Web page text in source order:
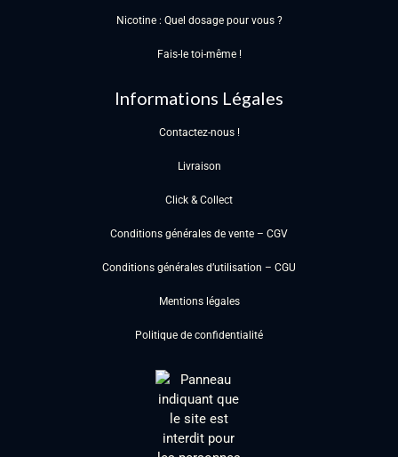
Nicotine : Quel dosage pour vous ?
Fais-le toi-même !
Informations Légales
Contactez-nous !
Livraison
Click & Collect
Conditions générales de vente – CGV
Conditions générales d’utilisation – CGU
Mentions légales
Politique de confidentialité